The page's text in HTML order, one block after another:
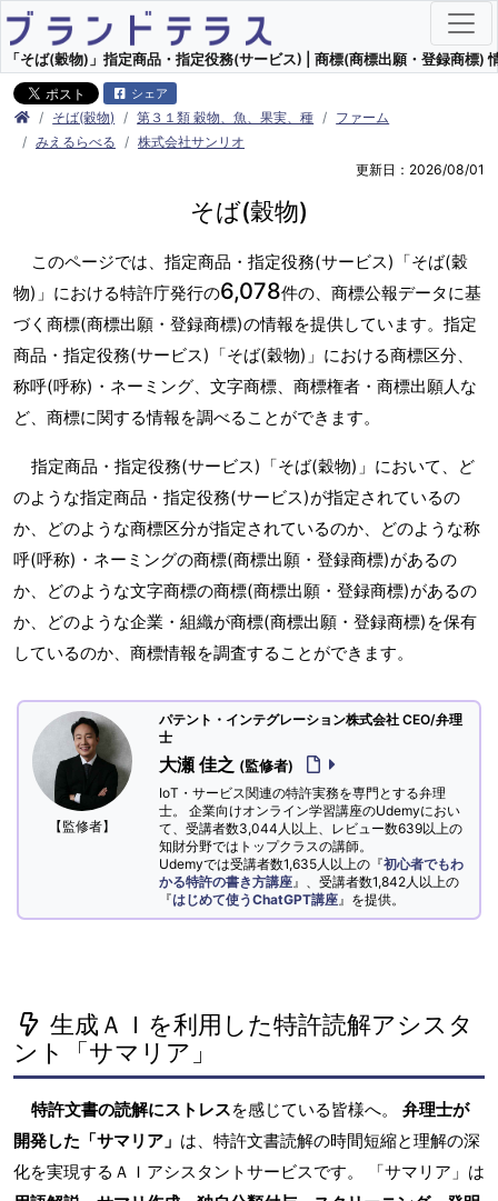
「そば(穀物)」指定商品・指定役務(サービス) | 商標(商標出願・登録商標)
シェア
そば(穀物) 第３１類 穀物、魚、果実、種
ファーム
みえるらべる
株式会社サンリオ
更新日：2026/08/01
そば(穀物)
このページでは、指定商品・指定役務(サービス)「そば(穀
物)」における特許庁発行の6,078件の、商標公報データに基
づく商標(商標出願・登録商標)の情報を提供しています。指定
商品・指定役務(サービス)「そば(穀物)」における商標区分、
称呼(呼称)・ネーミング、文字商標、商標権者・商標出願人な
ど、商標に関する情報を調べることができます。
指定商品・指定役務(サービス)「そば(穀物)」において、ど
のような指定商品・指定役務(サービス)が指定されているの
か、どのような商標区分が指定されているのか、どのような称
呼(呼称)・ネーミングの商標(商標出願・登録商標)があるの
か、どのような文字商標の商標(商標出願・登録商標)があるの
か、どのような企業・組織が商標(商標出願・登録商標)を保有
しているのか、商標情報を調査することができます。
【監修者】
パテント・インテグレーション株式会社 CEO/弁理
士
大瀬 佳之 (監修者)
IoT・サービス関連の特許実務を専門とする弁理
士。 企業向けオンライン学習講座のUdemyにおい
て、受講者数3,044人以上、レビュー数639以上の
知財分野ではトップクラスの講師。
Udemyでは受講者数1,635人以上の『初心者でもわ
かる特許の書き方講座 』、受講者数1,842人以上の
『はじめて使うChatGPT講座 』を提供。
生成ＡＩを利用した特許読解アシスタ
ント「サマリア」
特許文書の読解にストレスを感じている皆様へ。 弁理士が
開発した「サマリア」 は、特許文書読解の時間短縮と理解の深
化を実現するＡＩアシスタントサービスです。 「サマリア」は